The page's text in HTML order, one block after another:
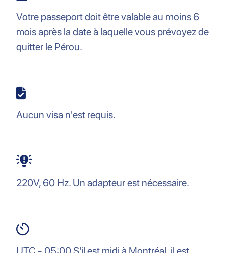
Votre passeport doit être valable au moins 6
mois après la date à laquelle vous prévoyez de
quitter le Pérou.
Aucun visa n'est requis.
220V, 60 Hz. Un adapteur est nécessaire.